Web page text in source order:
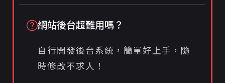
網站後台超難用嗎？
自行開發後台系統，簡單好上手，隨
時修改不求人！